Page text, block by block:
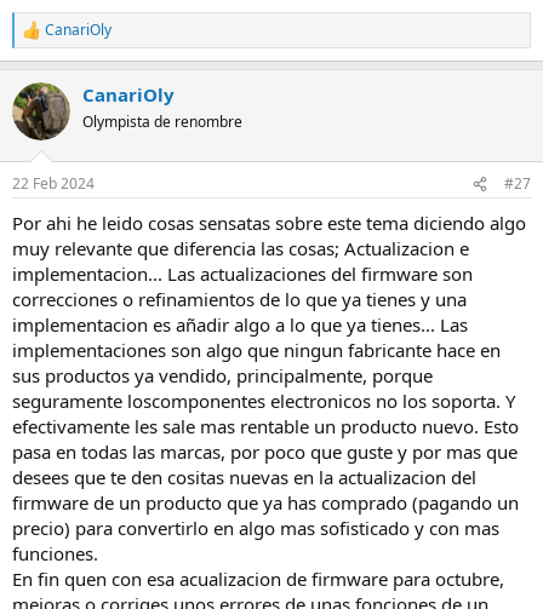
R
e
c
c
i
e
:
CanariOly
CanariOly
Olympista de renombre
22 Feb 2024 #27
Por ahi he leido cosas sensatas sobre este tema diciendo algo
muy relevante que diferencia las cosas; Actualizacion e
implementacion... Las actualizaciones del firmware son
correcciones o refinamientos de lo que ya tienes y una
implementacion es añadir algo a lo que ya tienes... Las
implementaciones son algo que ningun fabricante hace en
sus productos ya vendido, principalmente, porque
seguramente loscomponentes electronicos no los soporta. Y
efectivamente les sale mas rentable un producto nuevo. Esto
pasa en todas las marcas, por poco que guste y por mas que
desees que te den cositas nuevas en la actualizacion del
firmware de un producto que ya has comprado (pagando un
precio) para convertirlo en algo mas sofisticado y con mas
funciones.
En fin quen con esa acualizacion de firmware para octubre,